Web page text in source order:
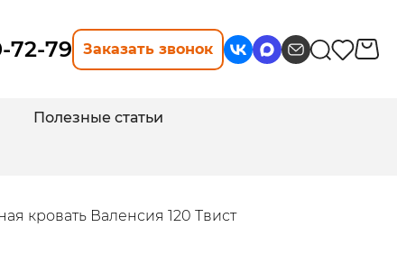
72-79 Заказать звонок
Полезные статьи
кровать Валенсия 120 Твист